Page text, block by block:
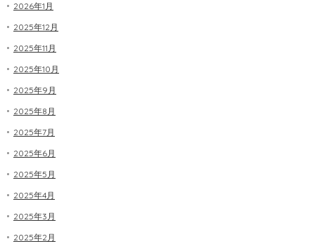
2026年1月
2025年12月
2025年11月
2025年10月
2025年9月
2025年8月
2025年7月
2025年6月
2025年5月
2025年4月
2025年3月
2025年2月